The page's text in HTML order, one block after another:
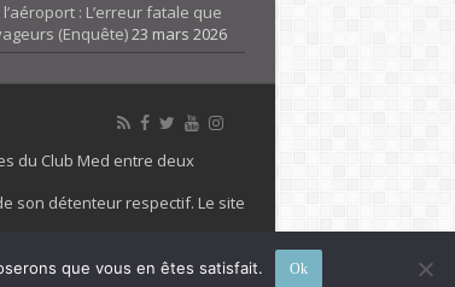
: L’erreur fatale que
(Enquête)23 mars 2026
du Club Med entre deux
son détenteur respectif. Le site
que vous en êtes satisfait. Ok